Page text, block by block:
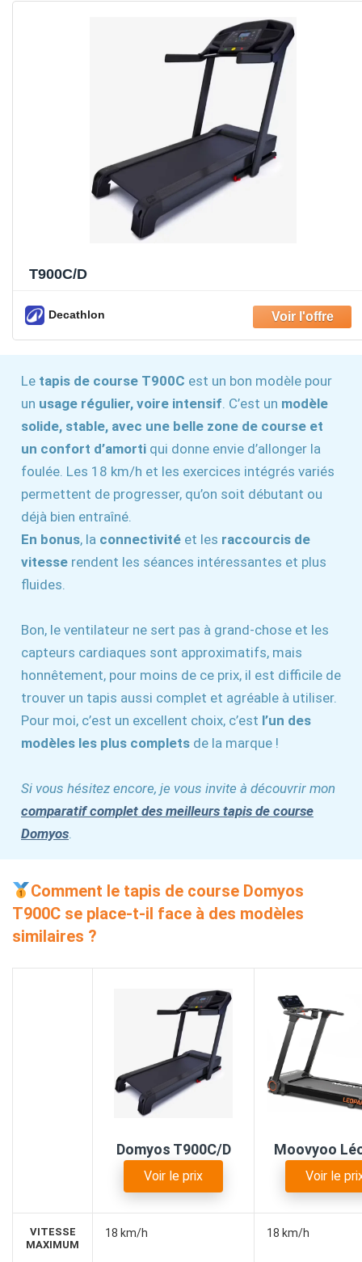
T900C/D
Decathlon
Le tapis de course T900C est un bon modèle pour
un usage régulier, voire intensif . C’est un modèle
solide, stable, avec une belle zone de course et
un confort d’amorti qui donne envie d’allonger la
foulée. Les 18 km/h et les exercices intégrés variés
permettent de progresser, qu’on soit débutant ou
déjà bien entraîné.
En bonus, la connectivité et les raccourcis de
vitesse rendent les séances intéressantes et plus
fluides.
Bon, le ventilateur ne sert pas à grand-chose et les
capteurs cardiaques sont approximatifs, mais
honnêtement, pour moins de ce prix, il est difficile de
trouver un tapis aussi complet et agréable à utiliser.
Pour moi, c’est un excellent choix, c’est l’un des
modèles les plus complets de la marque !
Si vous hésitez encore, je vous invite à découvrir mon
comparatif complet des meilleurs tapis de course
Domyos
Comment le tapis de course Domyos
T900C se place-t-il face à des modèles
similaires ?
VITESSE
MAXIMUM
Domyos T900C/D
Voir le prix
18 km/h
Moovyoo
Voir le
18 km/h